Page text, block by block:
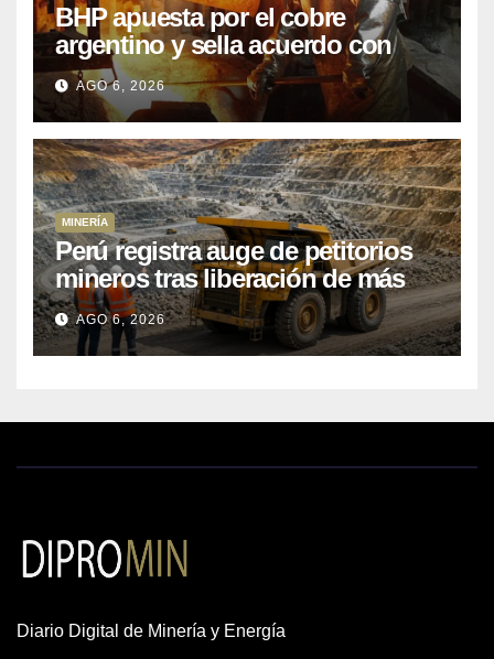
BHP apuesta por el cobre
argentino y sella acuerdo con
Kobrea para siete proyecto
AGO 6, 2026
MINERÍA
Perú registra auge de petitorios
mineros tras liberación de más
de mil concesiones para explorar
cobre y oro
AGO 6, 2026
Diario Digital de Minería y Energía